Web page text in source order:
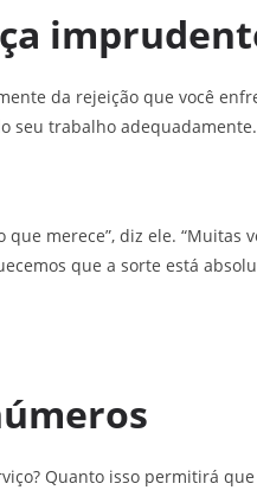
da rejeição que você
seu trabalho adequadamente.
merece”, diz ele. “Muitas
que a sorte está
Quanto isso permitirá